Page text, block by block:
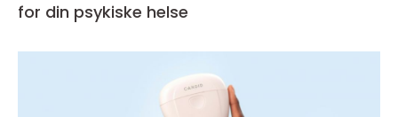
for din psykiske helse